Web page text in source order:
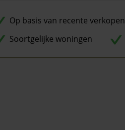
Op basis van recente verkopen
Soortgelijke woningen